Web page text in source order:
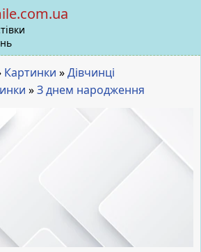
Картинки »Дівчинці
»З днем народження